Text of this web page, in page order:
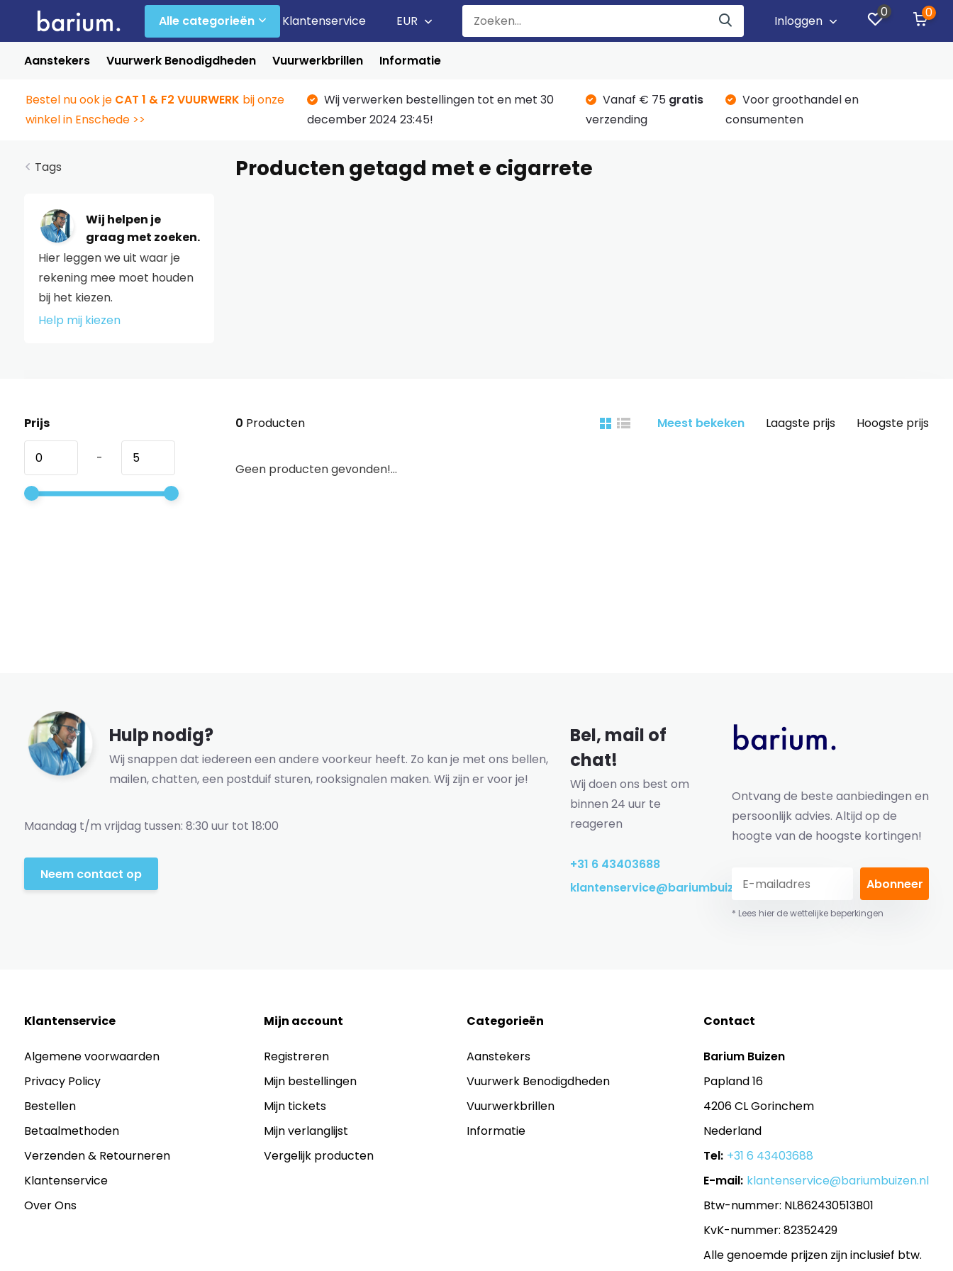
Alle categorieën Klantenservice EUR Inloggen
0 0
Aanstekers Vuurwerk Benodigdheden Vuurwerkbrillen Informatie
Bestel nu ook je CAT 1 & F2 VUURWERK bij onze
winkel in Enschede >>
Wij verwerken bestellingen tot en met 30
december 2024 23:45!
Vanaf € 75 gratis
verzending
Voor groothandel en
consumenten
Tags
Wij helpen je
graag met zoeken.
Hier leggen we uit waar je
rekening mee moet houden
bij het kiezen.
Help mij kiezen
Producten getagd met e cigarrete
Prijs
-
0 Producten Meest bekeken Laagste prijs Hoogste prijs
Geen producten gevonden!...
Hulp nodig?
Wij snappen dat iedereen een andere voorkeur heeft. Zo kan je met ons bellen,
mailen, chatten, een postduif sturen, rooksignalen maken. Wij zijn er voor je!
Maandag t/m vrijdag tussen: 8:30 uur tot 18:00
Neem contact op
Bel, mail of
chat!
Wij doen ons best om
binnen 24 uur te
reageren
+31 6 43403688
klantenservice@bariumbuizen.nl
Ontvang de beste aanbiedingen en
persoonlijk advies. Altijd op de
hoogte van de hoogste kortingen!
Abonneer
* Lees hier de wettelijke beperkingen
Klantenservice
Algemene voorwaarden
Privacy Policy
Bestellen
Betaalmethoden
Verzenden & Retourneren
Klantenservice
Over Ons
Mijn account
Registreren
Mijn bestellingen
Mijn tickets
Mijn verlanglijst
Vergelijk producten
Categorieën
Aanstekers
Vuurwerk Benodigdheden
Vuurwerkbrillen
Informatie
Contact
Barium Buizen
Papland 16
4206 CL Gorinchem
Nederland
Tel: +31 6 43403688
E-mail: klantenservice@bariumbuizen.nl
Btw-nummer: NL862430513B01
KvK-nummer: 82352429
Alle genoemde prijzen zijn inclusief btw.